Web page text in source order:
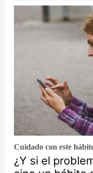
Cuidado con este
¿Y si el